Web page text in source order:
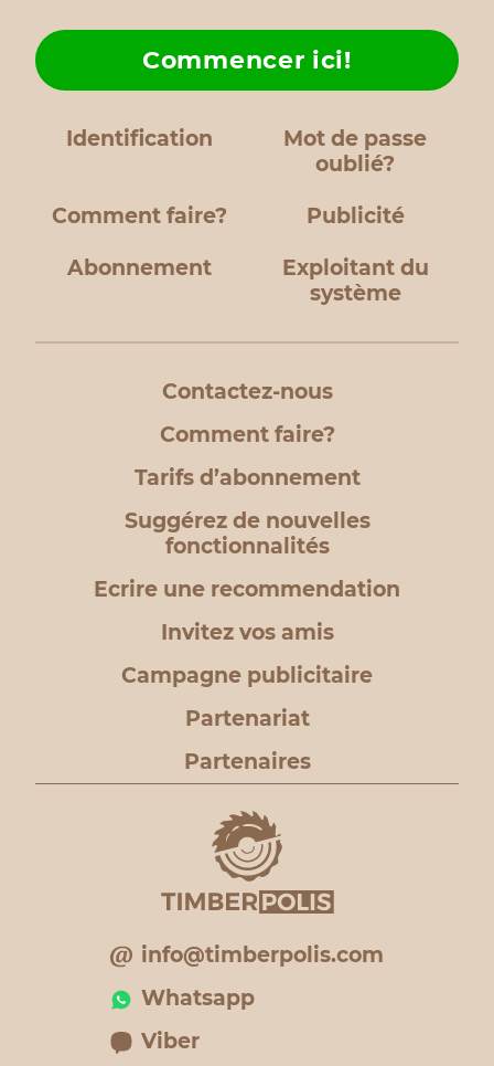
Identification
Mot de passe
oublié?
Comment faire?
Commencer ici!
Publicité
Abonnement
Exploitant du
système
Contactez-nous
Comment faire?
Tarifs d’abonnement
Suggérez de nouvelles
fonctionnalités
Ecrire une recommendation
Invitez vos amis
Campagne publicitaire
Partenariat
Partenaires
info@timberpolis.com
Whatsapp
Viber